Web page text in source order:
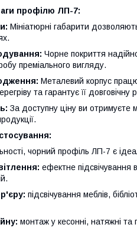
профілю ЛП-7:
Мініатюрні габарити
Чорне покриття
преміального вигляду.
Металевий корпус
та гарантує її довговічну
За доступну ціну ви отримуєте
чорний профіль ЛП-7 є
ефектне підсвічування
підсвічування меблів,
монтаж у кесонні, натяжні та